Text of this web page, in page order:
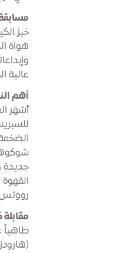
خبز
هواة
عالية
أهم
أشهر
جديدة
مقابلة
طاهياً